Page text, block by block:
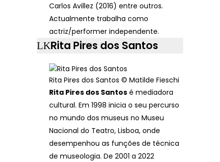
Carlos Avillez (2016) entre outros.
Actualmente trabalha como
actriz/performer independente.
Rita Pires dos Santos
Rita Pires dos Santos © Matilde Fieschi
Rita Pires dos Santos é mediadora
cultural. Em 1998 inicia o seu percurso
no mundo dos museus no Museu
Nacional do Teatro, Lisboa, onde
desempenhou as funções de técnica
de museologia. De 2001 a 2022